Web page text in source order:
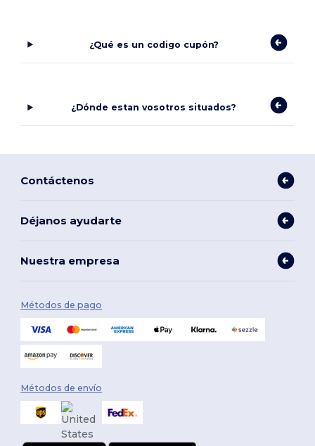
¿Qué es un codigo cupón?
¿Dónde estan vosotros situados?
Contáctenos
Déjanos ayudarte
Nuestra empresa
Métodos de pago
Métodos de envío